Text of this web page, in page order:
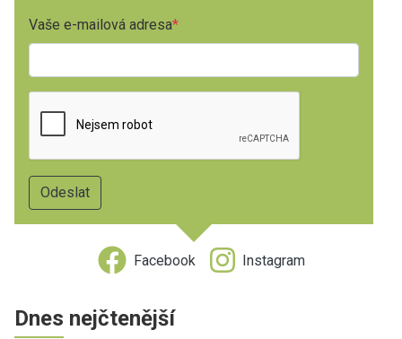
Vaše e-mailová adresa
Facebook Instagram
Dnes nejčtenější